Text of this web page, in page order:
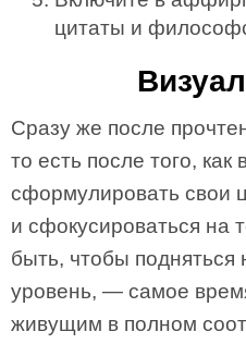
цитаты и
Сразу же после
то есть после того,
сформулировать свои
и сфокусироваться на
быть, чтобы
уровень, — самое
живущим в полном